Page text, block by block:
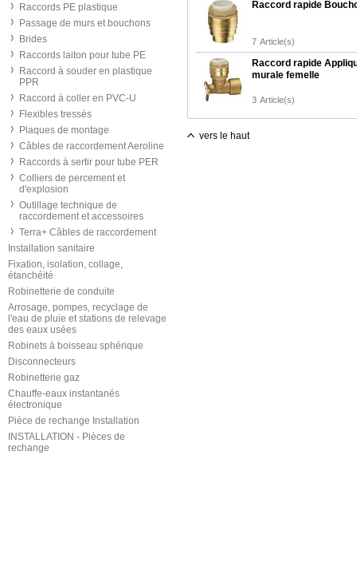
Raccords PE plastique
Passage de murs et bouchons
Brides
Raccords laiton pour tube PE
Raccord à souder en plastique
PPR
Raccord à coller en PVC-U
Flexibles tressés
Plaques de montage
Câbles de raccordement Aeroline
Raccords à sertir pour tube PER
Colliers de percement et
d'explosion
Outillage technique de
raccordement et accessoires
Terra+ Câbles de raccordement
Installation sanitaire
Fixation, isolation, collage,
étanchéité
Robinetterie de conduite
Arrosage, pompes, recyclage de
l'eau de pluie et stations de relevage
des eaux usées
Robinets à boisseau sphérique
Disconnecteurs
Robinetterie gaz
Chauffe-eaux instantanés
électronique
Pièce de rechange Installation
INSTALLATION - Pièces de
rechange
Raccord rapide
7 Article(s)
Raccord rapide
murale femelle
3 Article(s)
vers le haut